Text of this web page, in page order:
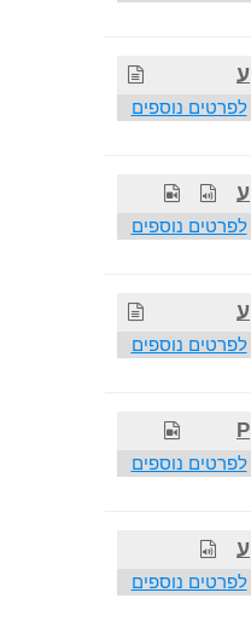
ע
לפרטים נוספים
ע
לפרטים נוספים
ע
לפרטים נוספים
P
לפרטים נוספים
ע
לפרטים נוספים